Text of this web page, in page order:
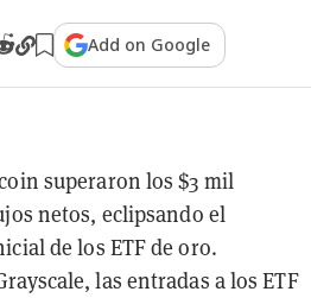
Add on Google
superaron los $3 mil
netos, eclipsando el
de los ETF de oro.
las entradas a los ETF